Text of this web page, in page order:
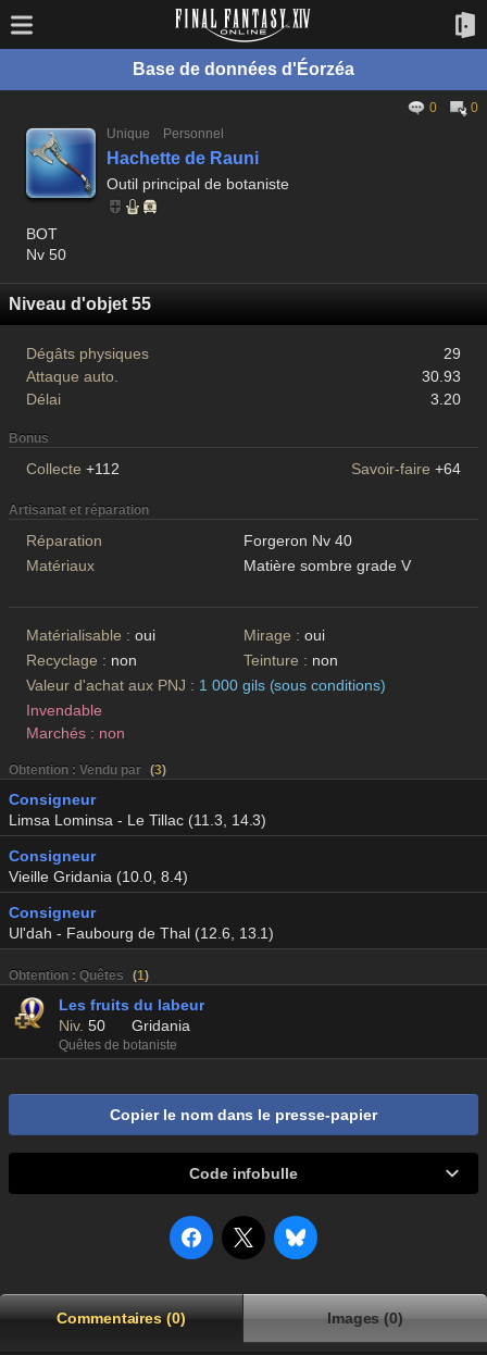
Base de données d'Éorzéa
0
0
Unique
Personnel
Hachette de Rauni
Outil principal de botaniste
BOT
Nv 50
Niveau d'objet 55
Dégâts physiques
29
Attaque auto.
30.93
Délai
3.20
Bonus
Collecte +112 Savoir-faire +64
Artisanat et réparation
Réparation
Forgeron Nv 40
Matériaux
Matière sombre grade V
Matérialisable : oui Mirage : oui
Recyclage : non Teinture : non
Valeur d'achat aux PNJ : 1 000 gils (sous conditions)
Invendable
Marchés : non
Obtention : Vendu par (3)
Consigneur
Limsa Lominsa - Le Tillac (11.3, 14.3)
Consigneur
Vieille Gridania (10.0, 8.4)
Consigneur
Ul'dah - Faubourg de Thal (12.6, 13.1)
Obtention : Quêtes (1)
Les fruits du labeur
Niv. 50 Gridania
Quêtes de botaniste
Copier le nom dans le presse-papier
Code infobulle
Commentaires (0) Images (0)